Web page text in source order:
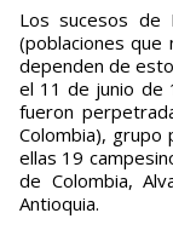
Los sucesos de
(poblaciones que
dependen de
el 11 de junio de
fueron
Colombia), grupo
ellas 19
de Colombia,
Antioquia.